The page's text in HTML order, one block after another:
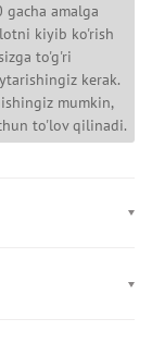
amalga
kiyib ko'rish
to'g'ri
kerak.
mumkin,
to'lov qilinadi.